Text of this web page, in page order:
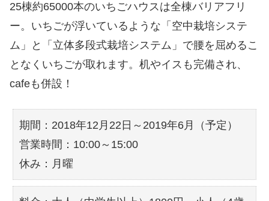
25棟約65000本のいちごハウスは全棟バリアフリ
ー。いちごが浮いているような「空中栽培システ
ム」と「立体多段式栽培システム」で腰を屈めるこ
となくいちごが取れます。机やイスも完備され、
cafeも併設！
期間：2018年12月22日～2019年6月（予定）
営業時間：10:00～15:00
休み：月曜